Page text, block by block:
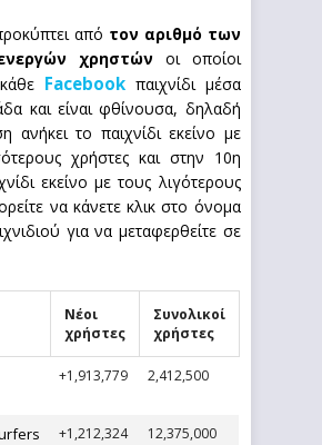
από τον αριθμό των
χρηστώνοι οποίοι
Facebookπαιχνίδι μέσα
και είναι φθίνουσα, δηλαδή
ανήκει το παιχνίδι εκείνο με
χρήστες και στην 10η
εκείνο με τους λιγότερους
να κάνετε κλικ στο όνομα
για να μεταφερθείτε σε
Νέοι
χρήστες
Συνολικοί
χρήστες
+1,913,779 2,412,500
+1,212,324 12,375,000